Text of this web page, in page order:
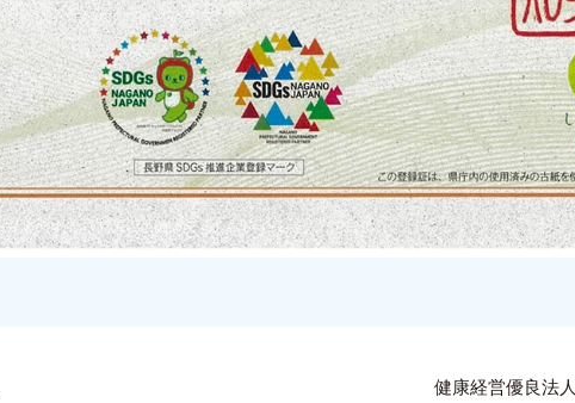
健康経営優良法